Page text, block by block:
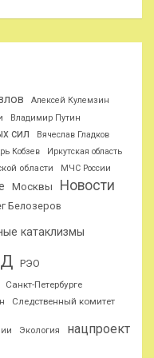
Алексей Кулемзин
Владимир Путин
сил
Вячеслав Гладков
Кобзев Иркутская область
области
МЧС России
Москвы
Новости
Белозеров
катаклизмы
РЭО
Санкт-Петербурге
Следственный комитет
Экология
нацпроект